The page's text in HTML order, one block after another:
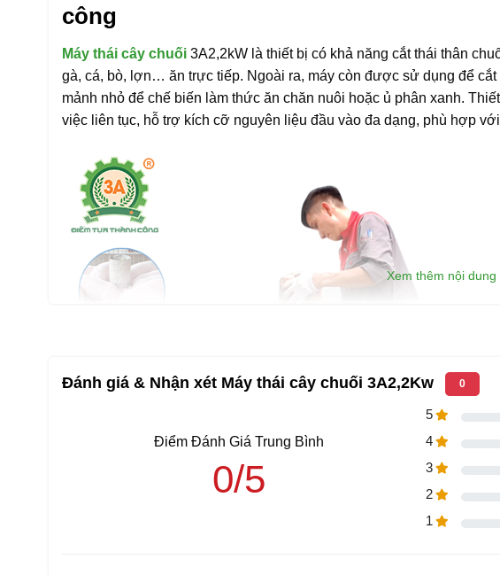
công
Máy thái cây chuối 3A2,2kW là thiết bị có khả năng cắt thái thân
gà, cá, bò, lợn… ăn trực tiếp. Ngoài ra, máy còn được sử dụng để
mảnh nhỏ để chế biến làm thức ăn chăn nuôi hoặc ủ phân xanh.
việc liên tục, hỗ trợ kích cỡ nguyên liệu đầu vào đa dạng, phù hợp
Xem thêm nội dung
Đánh giá & Nhận xét Máy thái cây chuối 3A2,2Kw 0
Điểm Đánh Giá Trung Bình
0/5
5
4
3
2
1